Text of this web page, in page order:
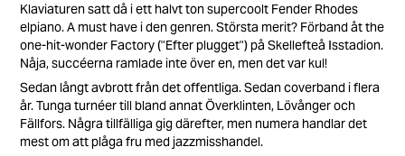
Klaviaturen satt då i ett halvt ton supercoolt Fender Rhodes
elpiano. A must have i den genren. Största merit? Förband åt the
one-hit-wonder Factory ("Efter plugget") på Skellefteå Isstadion.
Nåja, succéerna ramlade inte över en, men det var kul!
Sedan långt avbrott från det offentliga. Sedan coverband i flera
år. Tunga turnéer till bland annat Överklinten, Lövånger och
Fällfors. Några tillfälliga gig därefter, men numera handlar det
mest om att plåga fru med jazzmisshandel.